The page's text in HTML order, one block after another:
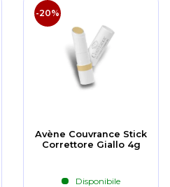
-20%
Avène Couvrance Stick
Correttore Giallo 4g
Disponibile